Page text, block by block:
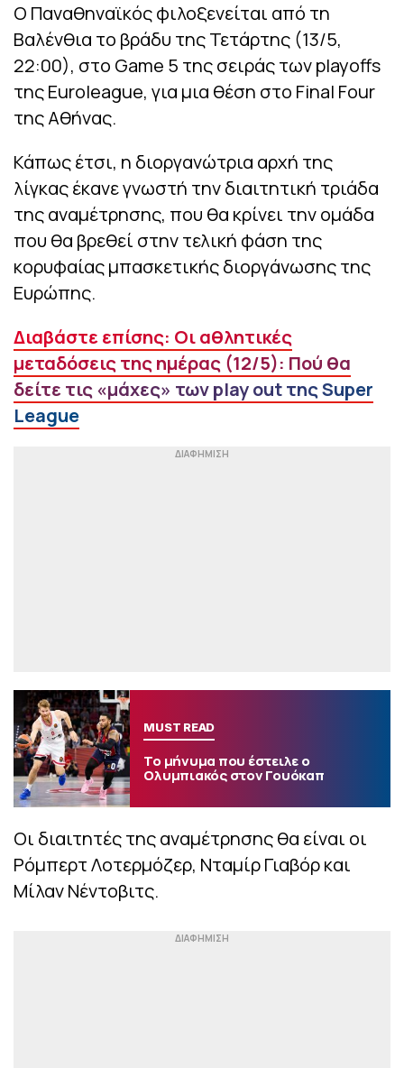
Ο Παναθηναϊκός φιλοξενείται από τη
Βαλένθια το βράδυ της Τετάρτης (13/5,
22:00), στο Game 5 της σειράς των playoffs
της Euroleague, για μια θέση στο Final Four
της Αθήνας.
Κάπως έτσι, η διοργανώτρια αρχή της
λίγκας έκανε γνωστή την διαιτητική τριάδα
της αναμέτρησης, που θα κρίνει την ομάδα
που θα βρεθεί στην τελική φάση της
κορυφαίας μπασκετικής διοργάνωσης της
Ευρώπης.
Διαβάστε επίσης: Οι αθλητικές
μεταδόσεις της ημέρας (12/5): Πού θα
δείτε τις «μάχες» των play out της Super
League
MUST READ
Το μήνυμα που έστειλε ο
Ολυμπιακός στον Γουόκαπ
Οι διαιτητές της αναμέτρησης θα είναι οι
Ρόμπερτ Λοτερμόζερ, Νταμίρ Γιαβόρ και
Μίλαν Νέντοβιτς.